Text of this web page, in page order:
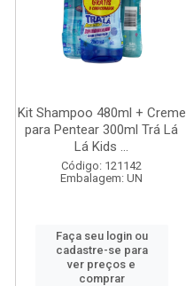
Kit Shampoo 480ml + Creme
para Pentear 300ml Trá Lá
Lá Kids ...
Código: 121142
Embalagem: UN
Faça seu login ou
cadastre-se para
ver preços e
comprar